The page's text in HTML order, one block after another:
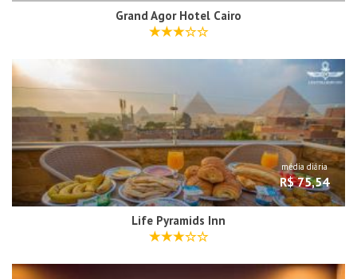
Grand Agor Hotel Cairo
média diária
R$ 75,54
Life Pyramids Inn